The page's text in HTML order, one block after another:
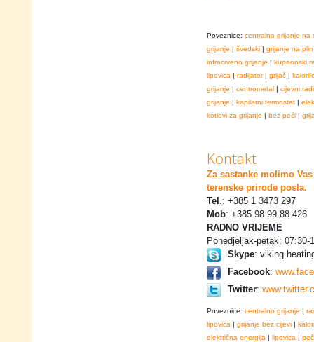
Poveznice: centralno grijanje na
grijanje | švedski | grijanje na plin
infracrveno grijanje | kupaonski
lipovica | radijator| grijač |
grijanje | centrometal | cijevni
grijanje | kapilarni termostat |
kotlovi za grijanje | bez peći |
Kontakt
Za sastanke molimo
terenske prirode posla.
Tel .: +385 1 3473 297
Mob: +385 98 99 88 426
RADNO VRIJEME
Ponedjeljak-petak: 07:30-
Skype:
Facebook:
Twitter:
Poveznice: centralno grijanje |
lipovica | grijanje bez cijevi |
električna energija | lipovica |